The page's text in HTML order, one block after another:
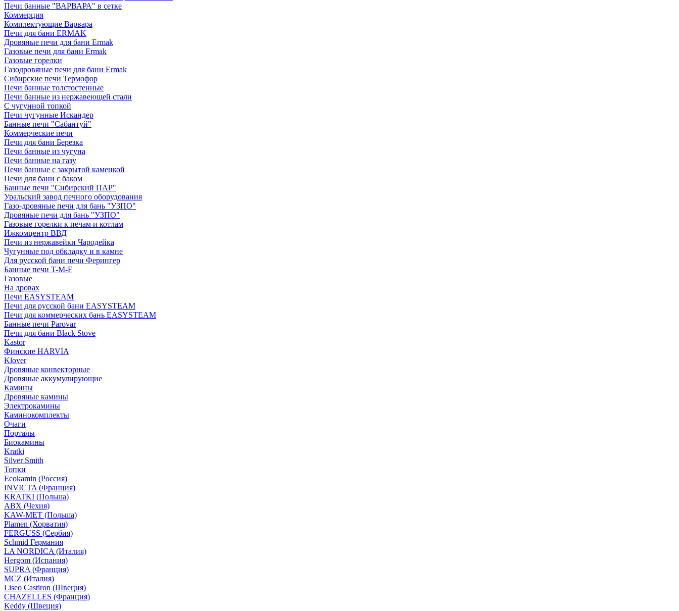
Печи банные "ВАРВАРА" в сетке
Коммерция
Комплектующие Варвара
Печи для бани ERMAK
Дровяные печи для бани Ermak
Газовые печи для бани Ermak
Газовые горелки
Газодровяные печи для бани Ermak
Сибирские печи Термофор
Печи банные толстостенные
Печи банные из нержавеющей стали
С чугунной топкой
Печи чугунные Искандер
Банные печи "Сабантуй"
Коммерческие печи
Печи для бани Березка
Печи банные из чугуна
Печи банные на газу
Печи банные с закрытой каменкой
Печи для бани с баком
Банные печи "Сибирский ПАР"
Уральский завод печного оборудования
Газо-дровяные печи для бань "УЗПО"
Дровяные печи для бань "УЗПО"
Газовые горелки к печам и котлам
Ижкомцентр ВВД
Печи из нержавейки Чародейка
Чугунные под обкладку и в камне
Для русской бани печи Ферингер
Банные печи T-M-F
Газовые
На дровах
Печи EASYSTEAM
Печи для русской бани EASYSTEAM
Печи для коммерческих бань EASYSTEAM
Банные печи Parovar
Печи для бани Black Stove
Kastor
Финские HARVIA
Klover
Дровяные конвекторные
Дровяные аккумулирующие
Камины
Дровяные камины
Электрокамины
Каминокомплекты
Очаги
Порталы
Биокамины
Kratki
Silver Smith
Топки
Ecokamin (Россия)
INVICTA (Франция)
KRATKI (Польша)
ABX (Чехия)
KAW-MET (Польша)
Plamen (Хорватия)
FERGUSS (Сербия)
Schmid Германия
LA NORDICA (Италия)
Hergom (Испания)
SUPRA (Франция)
MCZ (Италия)
Liseo Castiron (Швеция)
CHAZELLES (Франция)
Keddy (Швеция)